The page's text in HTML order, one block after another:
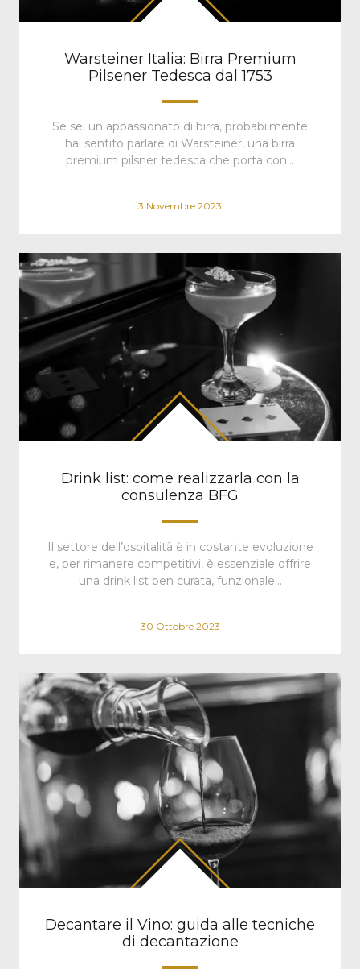
Warsteiner Italia: Birra Premium
Pilsener Tedesca dal 1753
Se sei un appassionato di birra, probabilmente
hai sentito parlare di Warsteiner, una birra
premium pilsner tedesca che porta con…
3 Novembre 2023
Drink list: come realizzarla con la
consulenza BFG
Il settore dell’ospitalità è in costante evoluzione
e, per rimanere competitivi, è essenziale offrire
una drink list ben curata, funzionale…
30 Ottobre 2023
Decantare il Vino: guida alle tecniche
di decantazione